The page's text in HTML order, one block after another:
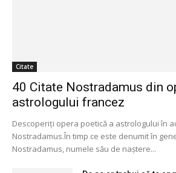
Citate
40 Citate Nostradamus din
astrologului francez
Descoperiți opera poetică a astrologului în
Nostradamus.În timp ce este denumit în
Nostradamus, numele său de naștere...